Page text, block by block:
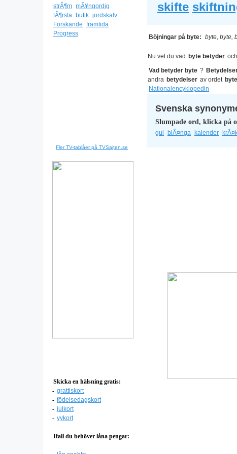
strÃ¶m mÃ¥ngordig
tÃ¶rsta butik jordskalv
Forskande framtida
Progress
Fler TV-tablåer på TVSajten.se
Skicka en hälsning gratis:
- grattiskort
- födelsedagskort
- julkort
- vykort
Ifall du behöver låna pengar:
skifte
Böjningar på byte: byte, byte,
Nu vet du vad byte betyder och
Vad betyder byte ?
andra betydelser av ordet byte
Nationalencyklopedin
Svenska
Slumpade ord, klicka på
gul blÃ¤nga kalender